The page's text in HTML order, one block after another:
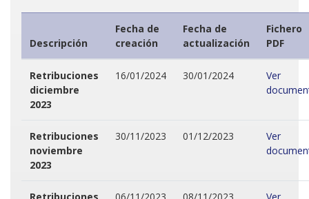
Descripción
Fecha de
creación
Fecha de
actualización
Fichero
PDF
Retribuciones
diciembre
2023
16/01/2024 30/01/2024
Ver
Retribuciones
noviembre
2023
30/11/2023 01/12/2023
Ver
Retribuciones
06/11/2023 08/11/2023
Ver